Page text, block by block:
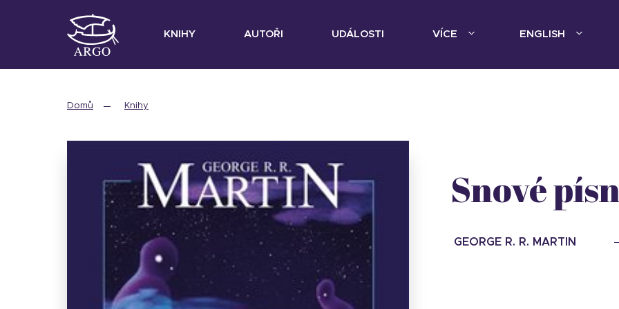
KNIHY AUTOŘI UDÁLOSTI VÍCE ENGLISH
Domů Knihy
Snové
GEORGE R. R. MARTIN